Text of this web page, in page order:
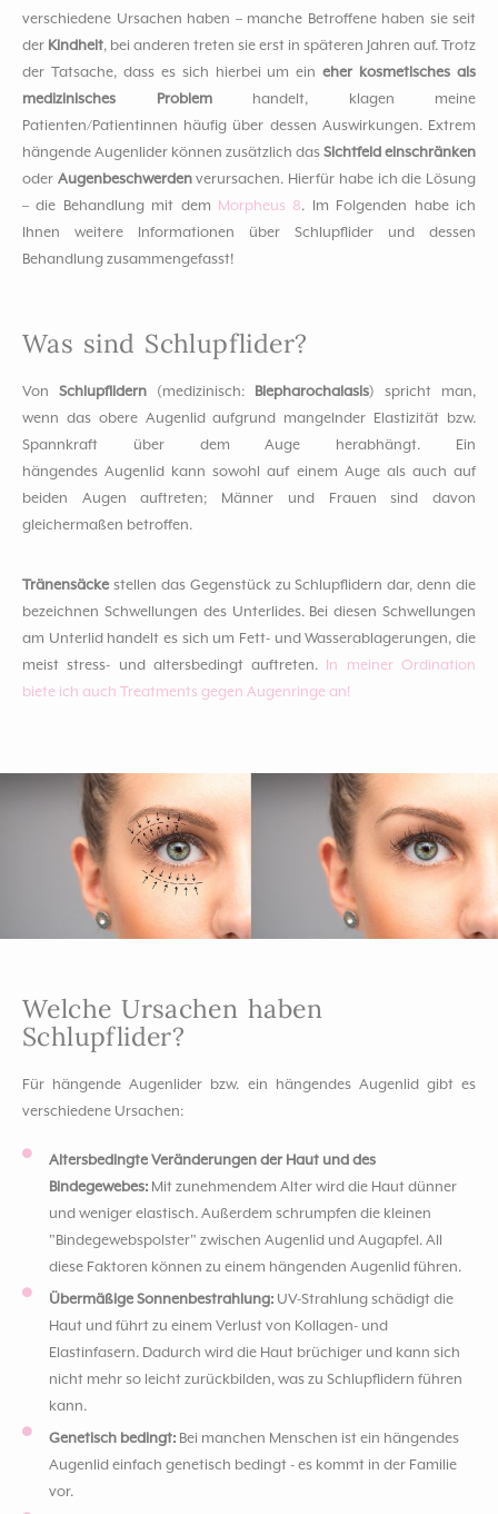
verschiedene Ursachen haben – manche Betroffene haben sie seit
der Kindheit, bei anderen treten sie erst in späteren Jahren auf. Trotz
der Tatsache, dass es sich hierbei um eineher kosmetisches als
medizinisches Problemhandelt, klagen meine
Patienten/Patientinnen häufig über dessen Auswirkungen. Extrem
hängende Augenlider können zusätzlich das Sichtfeld einschränken
oder Augenbeschwerdenverursachen. Hierfür habe ich die Lösung
– die Behandlung mit dem Morpheus 8. Im Folgenden habe ich
Ihnen weitere Informationen über Schlupflider und dessen
Behandlung zusammengefasst!
Was sind Schlupflider?
Von Schlupflidern (medizinisch: Blepharochalasis) spricht man,
wenn das obere Augenlid aufgrund mangelnder Elastizität bzw.
Spannkraft über dem Auge herabhängt. Ein
hängendes Augenlid kann sowohl auf einem Auge als auch auf
beiden Augen auftreten; Männer und Frauen sind davon
gleichermaßen betroffen.
Tränensäcke stellen das Gegenstück zu Schlupflidern dar, denn die
bezeichnen Schwellungen des Unterlides. Bei diesen Schwellungen
am Unterlid handelt es sich um Fett- und Wasserablagerungen, die
meist stress- und altersbedingt auftreten. In meiner Ordination
biete ich auch Treatments gegen Augenringe an!
Welche Ursachen haben
Schlupflider?
Für hängende Augenlider bzw. ein hängendes Augenlid gibt es
verschiedene Ursachen:
Altersbedingte Veränderungen der Haut und des
Bindegewebes: Mit zunehmendem Alter wird die Haut dünner
und weniger elastisch. Außerdem schrumpfen die kleinen
"Bindegewebspolster" zwischen Augenlid und Augapfel. All
diese Faktoren können zu einem hängenden Augenlid führen.
Übermäßige Sonnenbestrahlung: UV-Strahlung schädigt die
Haut und führt zu einem Verlust von Kollagen- und
Elastinfasern. Dadurch wird die Haut brüchiger und kann sich
nicht mehr so leicht zurückbilden, was zu Schlupflidern führen
kann.
Genetisch bedingt: Bei manchen Menschen ist ein hängendes
Augenlid einfach genetisch bedingt - es kommt in der Familie
vor.